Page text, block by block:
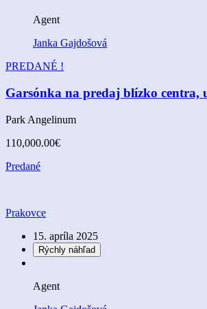
Agent
Janka Gajdošová
PREDANÉ !
Garsónka na predaj blízko centra,
Park Angelinum
110,000.00€
Predané
Prakovce
15. apríla 2025
Rýchly náhľad
Agent